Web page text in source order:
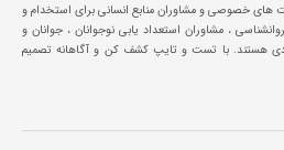
های خصوصی و مشاوران منابع انسانی برای استخدام و
، مشاوران استعداد یابی نوجوانان ، جوانان و
هستند. با تست و تایپ کشف کن و آگاهانه تصمیم